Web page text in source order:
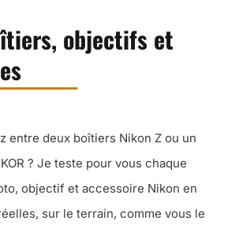
objectifs et
entre deux boîtiers Nikon Z ou un
? Je teste pour vous chaque
objectif et accessoire Nikon en
sur le terrain, comme vous le